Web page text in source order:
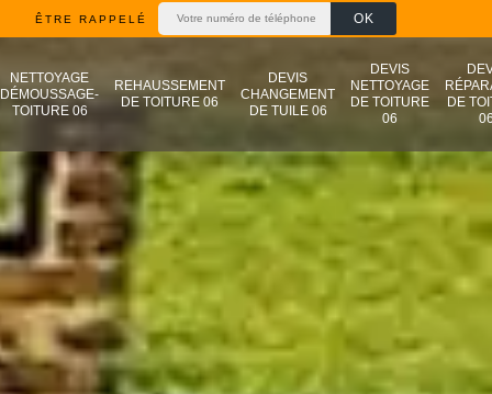
ÊTRE RAPPELÉ
NETTOYAGE
DÉMOUSSAGE-
TOITURE 06
REHAUSSEMENT
DE TOITURE 06
DEVIS
CHANGEMENT
DE TUILE 06
DEVIS
NETTOYAGE
DE TOITURE
06
DE